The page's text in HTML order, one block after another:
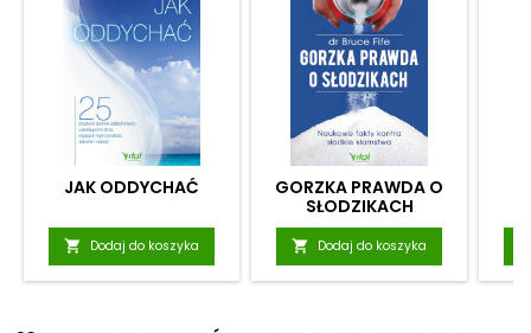
JAK ODDYCHAĆ
 Dodaj do koszyka
GORZKA PRAWDA O
SŁODZIKACH
 Dodaj do koszyka